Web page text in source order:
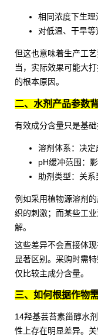
相同浓度下生
对低温、干旱
但这也意味着生产工
当，实际效果可能大
的根本原因。
二、水剂产品参数
有效成分含量只是基
溶剂体系：决
pH缓冲范围：
助剂类型：关
例如采用植物源溶剂
织的刺激；而某些工
解。
这些差异不会直接体
显著区别。采购时需
仅比较主成分含量。
三、如何根据作物
14羟基芸苔素甾醇水
性上存在明显差异。